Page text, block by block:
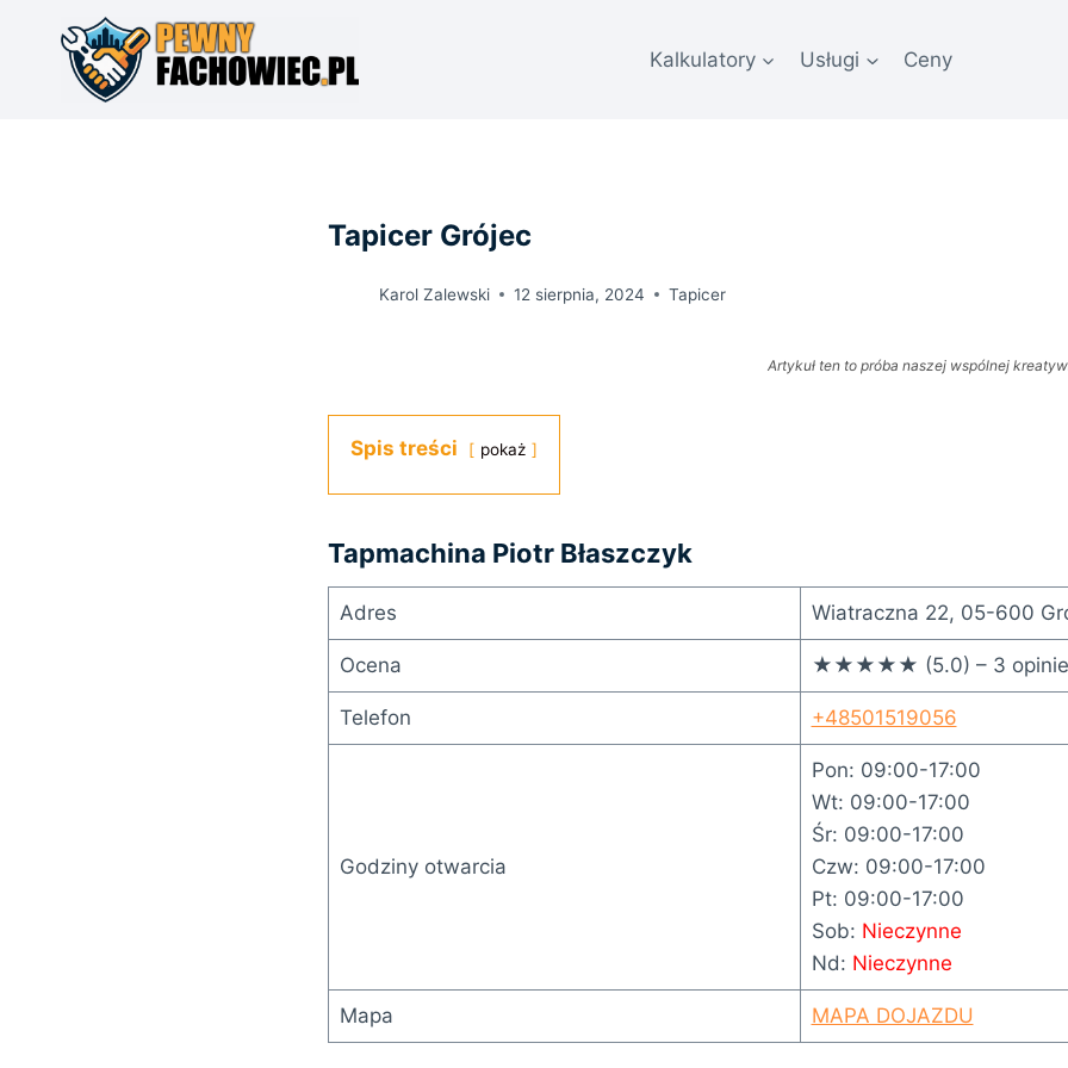
Kalkulatory Usługi Ceny
Tapicer Grójec
Karol Zalewski 12 sierpnia, 2024 Tapicer
Artykuł ten to próba naszej wspólnej
Spis treści pokaż
Tapmachina Piotr Błaszczyk
Adres Wiatraczna 22, 05-600
Ocena ★★★★★ (5.0) – 3 opinie
Telefon +48501519056
Godziny otwarcia
Pon: 09:00-17:00
Wt: 09:00-17:00
Śr: 09:00-17:00
Czw: 09:00-17:00
Pt: 09:00-17:00
Sob: Nieczynne
Nd: Nieczynne
Mapa MAPA DOJAZDU